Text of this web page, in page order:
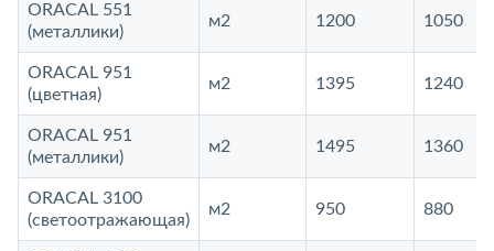
ORACAL 551
(металлики)
м2 1200 1050
ORACAL 951
(цветная)
м2 1395 1240
ORACAL 951
(металлики)
м2 1495 1360
ORACAL 3100
(светоотражающая)
м2 950 880